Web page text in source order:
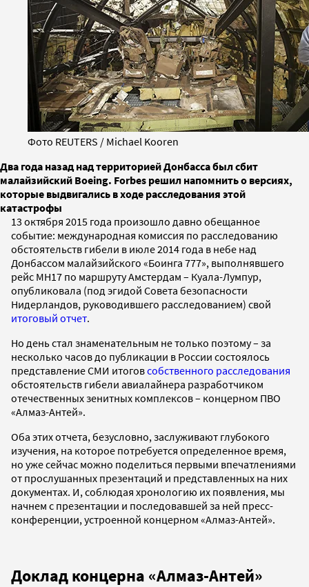
Фото REUTERS / Michael Kooren
Два года назад над территорией Донбасса был сбит
малайзийский Boeing. Forbes решил напомнить о версиях,
которые выдвигались в ходе расследования этой
катастрофы
13 октября 2015 года произошло давно обещанное
событие: международная комиссия по расследованию
обстоятельств гибели в июле 2014 года в небе над
Донбассом малайзийского «Боинга 777», выполнявшего
рейс МН17 по маршруту Амстердам – Куала-Лумпур,
опубликовала (под эгидой Совета безопасности
Нидерландов, руководившего расследованием) свой
итоговый отчет.
Но день стал знаменательным не только поэтому – за
несколько часов до публикации в России состоялось
представление СМИ итоговсобственного расследования
обстоятельств гибели авиалайнера разработчиком
отечественных зенитных комплексов – концерном ПВО
«Алмаз-Антей».
Оба этих отчета, безусловно, заслуживают глубокого
изучения, на которое потребуется определенное время,
но уже сейчас можно поделиться первыми впечатлениями
от прослушанных презентаций и представленных на них
документах. И, соблюдая хронологию их появления, мы
начнем с презентации и последовавшей за ней пресс-
конференции, устроенной концерном «Алмаз-Антей».
Доклад концерна «Алмаз-Антей»